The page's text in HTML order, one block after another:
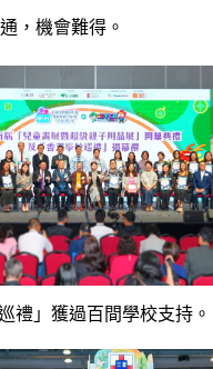
，機會難得。
禮」獲過百間學校支持。